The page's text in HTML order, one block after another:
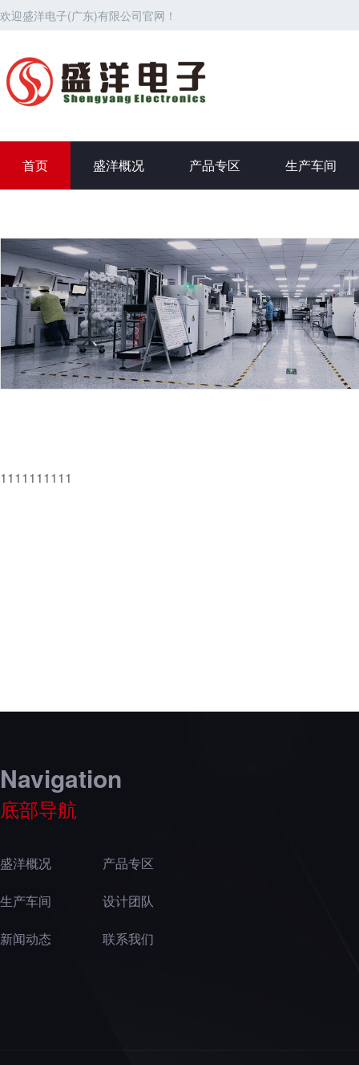
欢迎盛洋电子(广东)有限公司官网！
首页 盛洋概况 产品专区 生产车间
1111111111
Navigation
底部导航
盛洋概况 产品专区
生产车间 设计团队
新闻动态 联系我们